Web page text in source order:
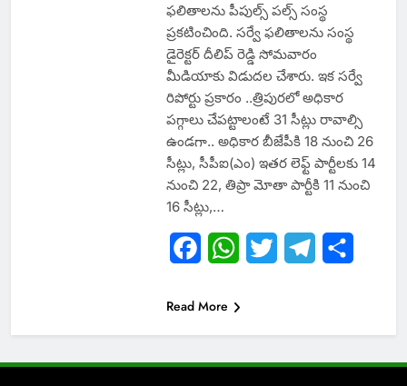
ఫలితాలను పీపుల్స్ పల్స్ సంస్థ
ప్రకటించింది. సర్వే ఫలితాలను సంస్థ
డైరెక్టర్ దీలిప్ రెడ్డి సోమవారం
మీడియాకు విడుదల చేశారు. ఇక సర్వే
రిపోర్టు ప్ర‌కారం ..త్రిపురలో అధికార
పగ్గాలు చేపట్టాలంటే 31 సీట్లు రావాల్సి
ఉండగా.. అధికార బీజేపీకి 18 నుంచి 26
సీట్లు, సీపీఐ(ఎం) ఇతర లెఫ్ట్ పార్టీలకు 14
నుంచి 22, తిప్రా మోతా పార్టీకి 11 నుంచి
16 సీట్లు,…
FacebookWhatsApp
Twitter Telegram
Read More